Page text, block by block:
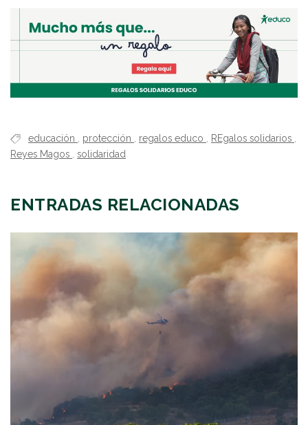
educación protección regalos educo REgalos solidarios
Reyes Magos , solidaridad
ENTRADAS RELACIONADAS